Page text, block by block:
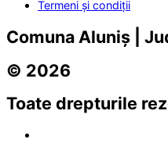
Termeni și condiții
Comuna Aluniș |
© 2026
Toate drepturile